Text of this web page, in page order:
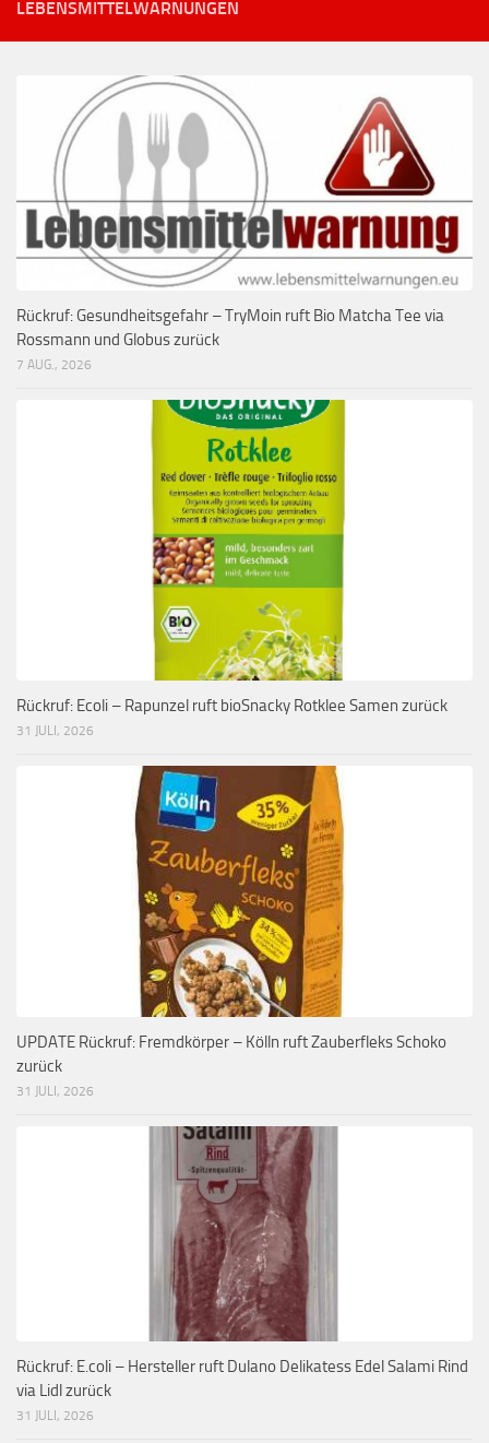
LEBENSMITTELWARNUNGEN
Rückruf: Gesundheitsgefahr – TryMoin ruft Bio Matcha Tee via
Rossmann und Globus zurück
7 AUG., 2026
Rückruf: Ecoli – Rapunzel ruft bioSnacky Rotklee Samen zurück
31 JULI, 2026
UPDATE Rückruf: Fremdkörper – Kölln ruft Zauberfleks Schoko
zurück
31 JULI, 2026
Rückruf: E.coli – Hersteller ruft Dulano Delikatess Edel Salami Rind
via Lidl zurück
31 JULI, 2026